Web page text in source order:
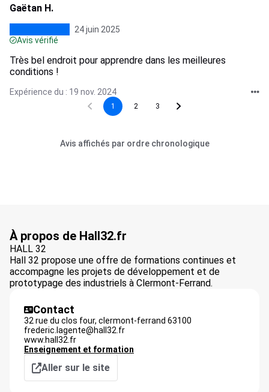
Gaëtan H.
24 juin 2025
Avis vérifié
Très bel endroit pour apprendre dans les meilleures
conditions !
Expérience du : 19 nov. 2024
1 2 3
Avis affichés par ordre chronologique
À propos de Hall32.fr
HALL 32
Hall 32 propose une offre de formations continues et
accompagne les projets de développement et de
prototypage des industriels à Clermont-Ferrand.
Contact
32 rue du clos four, clermont-ferrand 63100
frederic.lagente@hall32.fr
www.hall32.fr
Enseignement et formation
Aller sur le site